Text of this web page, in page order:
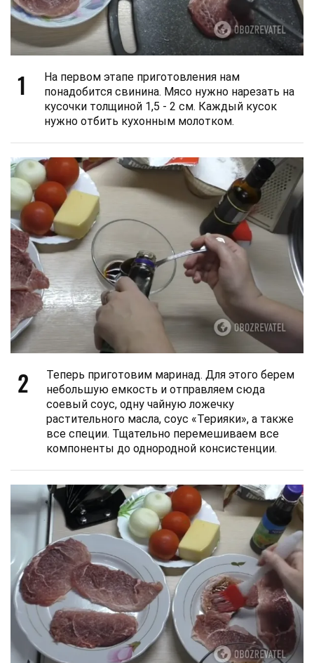
1
На первом этапе приготовления нам
понадобится свинина. Мясо нужно нарезать на
кусочки толщиной 1,5 - 2 см. Каждый кусок
нужно отбить кухонным молотком.
2
Теперь приготовим маринад. Для этого берем
небольшую емкость и отправляем сюда
соевый соус, одну чайную ложечку
растительного масла, соус «Терияки», а также
все специи. Тщательно перемешиваем все
компоненты до однородной консистенции.